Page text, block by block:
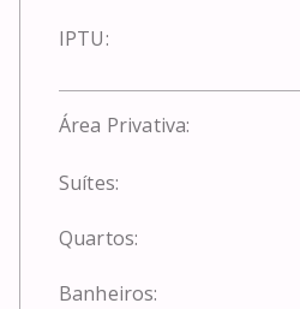
IPTU:
Área Privativa:
Suítes:
Quartos:
Banheiros: